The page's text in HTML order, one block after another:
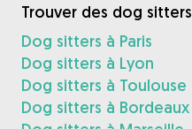
Trouver des dog sitters
Dog sitters à Paris
Dog sitters à Lyon
Dog sitters à Toulouse
Dog sitters à Bordeaux